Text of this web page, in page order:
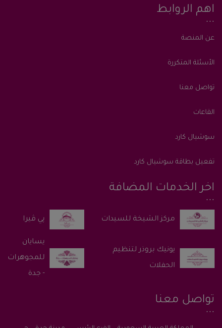
اهم الروابط
عن المنصة
الأسئلة المتكررة
تواصل معنا
القاعات
سوشيال كارد
تفعيل بطاقة سوشيال كارد
اخر الخدمات المضافة
پي ڤيرا
يونيك بروذر لتنظيم
الحفلات
يسايان
للمجوهرات
- جدة
تواصل معنا